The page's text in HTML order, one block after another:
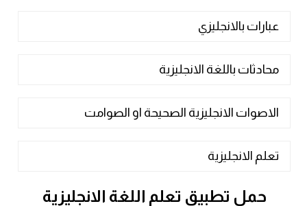
عبارات بالانجليزي
محادثات باللغة الانجليزية
الاصوات الانجليزية الصحيحة او الصوامت
تعلم الانجليزية
حمل تطبيق تعلم اللغة الانجليزية